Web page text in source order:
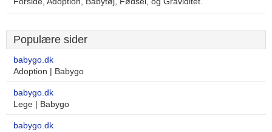
Populære sider
babygo.dk
Adoption | Babygo
babygo.dk
Lege | Babygo
babygo.dk